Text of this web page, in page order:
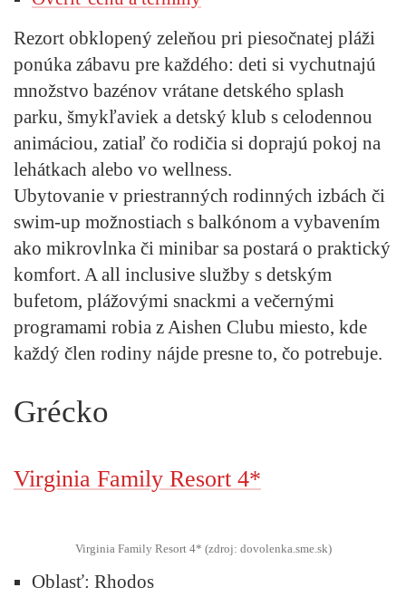
Rezort obklopený zeleňou pri piesočnatej pláži
ponúka zábavu pre každého: deti si vychutnajú
množstvo bazénov vrátane detského splash
parku, šmykľaviek a detský klub s celodennou
animáciou, zatiaľ čo rodičia si doprajú pokoj na
lehátkach alebo vo wellness.
Ubytovanie v priestranných rodinných izbách či
swim‑up možnostiach s balkónom a vybavením
ako mikrovlnka či minibar sa postará o praktický
komfort. A all inclusive služby s detským
bufetom, plážovými snackmi a večernými
programami robia z Aishen Clubu miesto, kde
každý člen rodiny nájde presne to, čo potrebuje.
Grécko
Virginia Family Resort 4*
Virginia Family Resort 4* (zdroj: dovolenka.sme.sk)
Oblasť: Rhodos